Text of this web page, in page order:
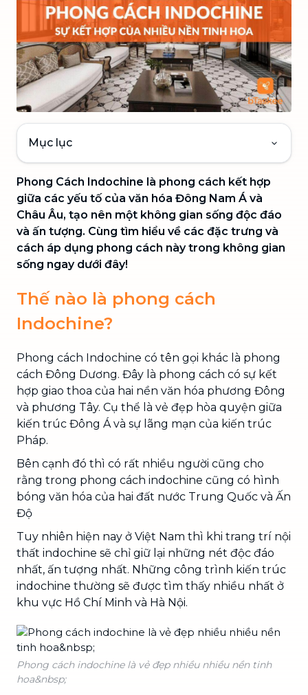
Mục lục
Phong Cách Indochine là phong cách kết hợp
giữa các yếu tố của văn hóa Đông Nam Á và
Châu Âu, tạo nên một không gian sống độc đáo
và ấn tượng. Cùng tìm hiểu về các đặc trưng và
cách áp dụng phong cách này trong không gian
sống ngay dưới đây!
Thế nào là phong cách
Indochine?
Phong cách Indochine có tên gọi khác là phong
cách Đông Dương. Đây là phong cách có sự kết
hợp giao thoa của hai nền văn hóa phương Đông
và phương Tây. Cụ thể là vẻ đẹp hòa quyện giữa
kiến trúc Đông Á và sự lãng mạn của kiến trúc
Pháp.
Bên cạnh đó thì có rất nhiều người cũng cho
rằng trong phong cách indochine cũng có hình
bóng văn hóa của hai đất nước Trung Quốc và Ấn
Độ
Tuy nhiên hiện nay ở Việt Nam thì khi trang trí nội
thất indochine sẽ chỉ giữ lại những nét độc đáo
nhất, ấn tượng nhất. Những công trình kiến trúc
indochine thường sẽ được tìm thấy nhiều nhất ở
khu vực Hồ Chí Minh và Hà Nội.
Phong cách indochine là vẻ đẹp nhiều nhiều nền tinh
hoa&nbsp;